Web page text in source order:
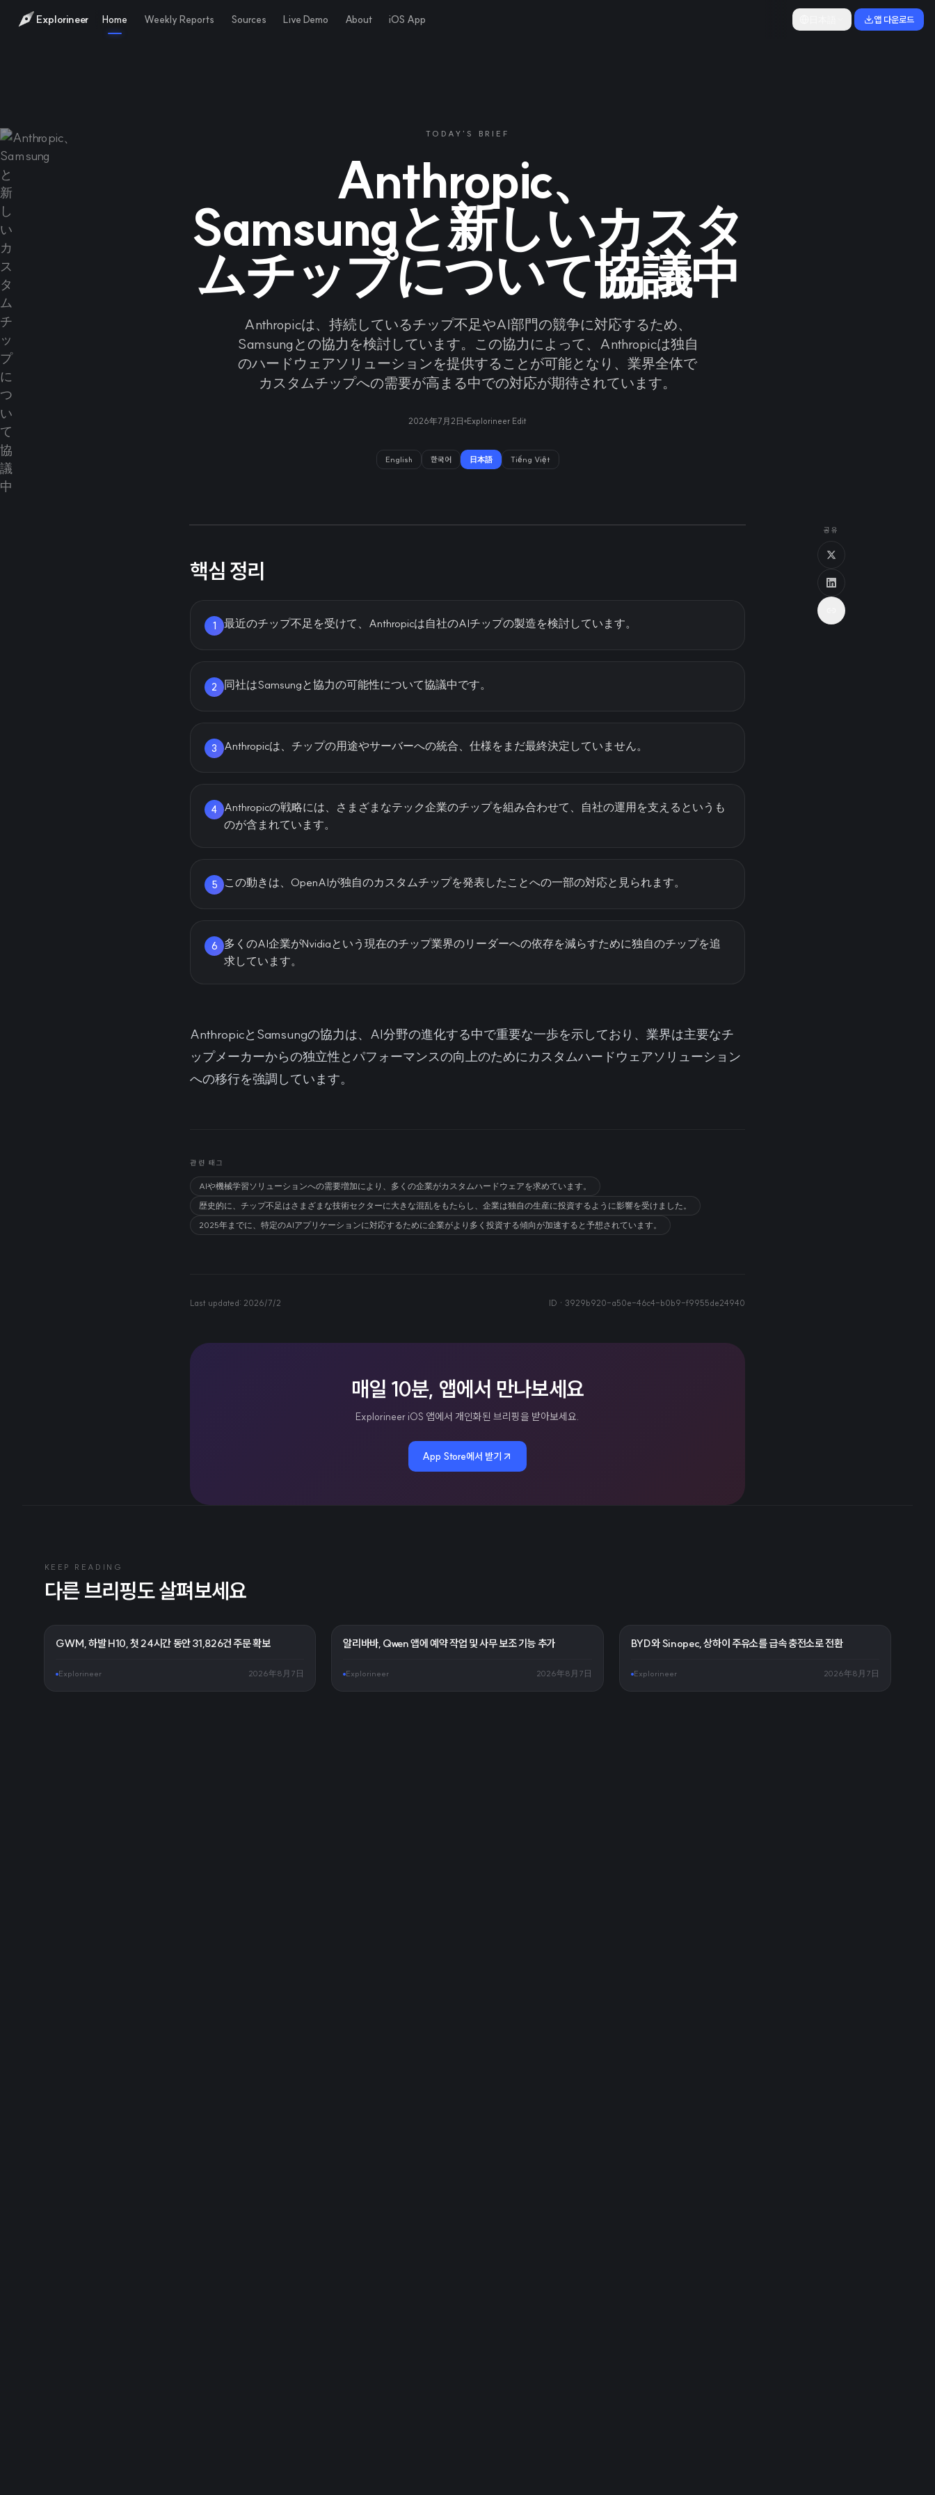
Explorineer Home Weekly Reports Sources Live Demo About iOS App 앱 다운로드
TODAY'S BRIEF
Anthropic、
Samsungと新しいカスタ
ムチップについて協議中
Anthropicは、持続しているチップ不足やAI部門の競争に対応するため、
Samsungとの協力を検討しています。この協力によって、Anthropicは独自
のハードウェアソリューションを提供することが可能となり、業界全体で
カスタムチップへの需要が高まる中での対応が期待されています。
2026年7月2日 Explorineer Edit
English 한국어 日本語 Tiếng Việt
핵심 정리
1 最近のチップ不足を受けて、Anthropicは自社のAIチップの製造を検討しています。
2 同社はSamsungと協力の可能性について協議中です。
3 Anthropicは、チップの用途やサーバーへの統合、仕様をまだ最終決定していません。
4
Anthropicの戦略には、さまざまなテック企業のチップを組み合わせて、自社の運用を支えるというも
のが含まれています。
5 この動きは、OpenAIが独自のカスタムチップを発表したことへの一部の対応と見られます。
6
多くのAI企業がNvidiaという現在のチップ業界のリーダーへの依存を減らすために独自のチップを追
求しています。
AnthropicとSamsungの協力は、AI分野の進化する中で重要な一歩を示しており、業界は主要なチ
ップメーカーからの独立性とパフォーマンスの向上のためにカスタムハードウェアソリューション
への移行を強調しています。
관련 태그
AIや機械学習ソリューションへの需要増加により、多くの企業がカスタムハードウェアを求めています。
歴史的に、チップ不足はさまざまな技術セクターに大きな混乱をもたらし、企業は独自の生産に投資するように影響を受けました。
2025年までに、特定のAIアプリケーションに対応するために企業がより多く投資する傾向が加速すると予想されています。
Last updated: 2026/7/2 ID · 3929b920-a50e-46c4-b0b9-f9955de24940
매일 10분, 앱에서 만나보세요
Explorineer iOS 앱에서 개인화된 브리핑을 받아보세요.
App Store에서 받기
공유
KEEP READING
다른 브리핑도 살펴보세요
GWM, 하발 H10, 첫 24시간 동안 31,826건 주문 확보
Explorineer 2026年8月7日
알리바바, Qwen 앱에 예약 작업 및 사무 보조 기능 추가
Explorineer 2026年8月7日
BYD와 Sinopec, 상하이 주유소를 급속 충전소로 전환
Explorineer 2026年8月7日